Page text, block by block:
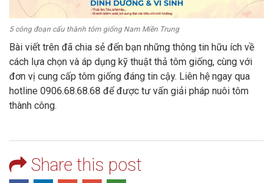
5 công đoạn cấu thành tôm giống Nam Miền Trung
Bài viết trên đã chia sẻ đến bạn những thông tin hữu ích về
cách lựa chọn và áp dụng kỹ thuật thả tôm giống, cùng với
đơn vị cung cấp tôm giống đáng tin cậy. Liên hệ ngay qua
hotline 0906.68.68.68 để được tư vấn giải pháp nuôi tôm
thành công.
Share this post